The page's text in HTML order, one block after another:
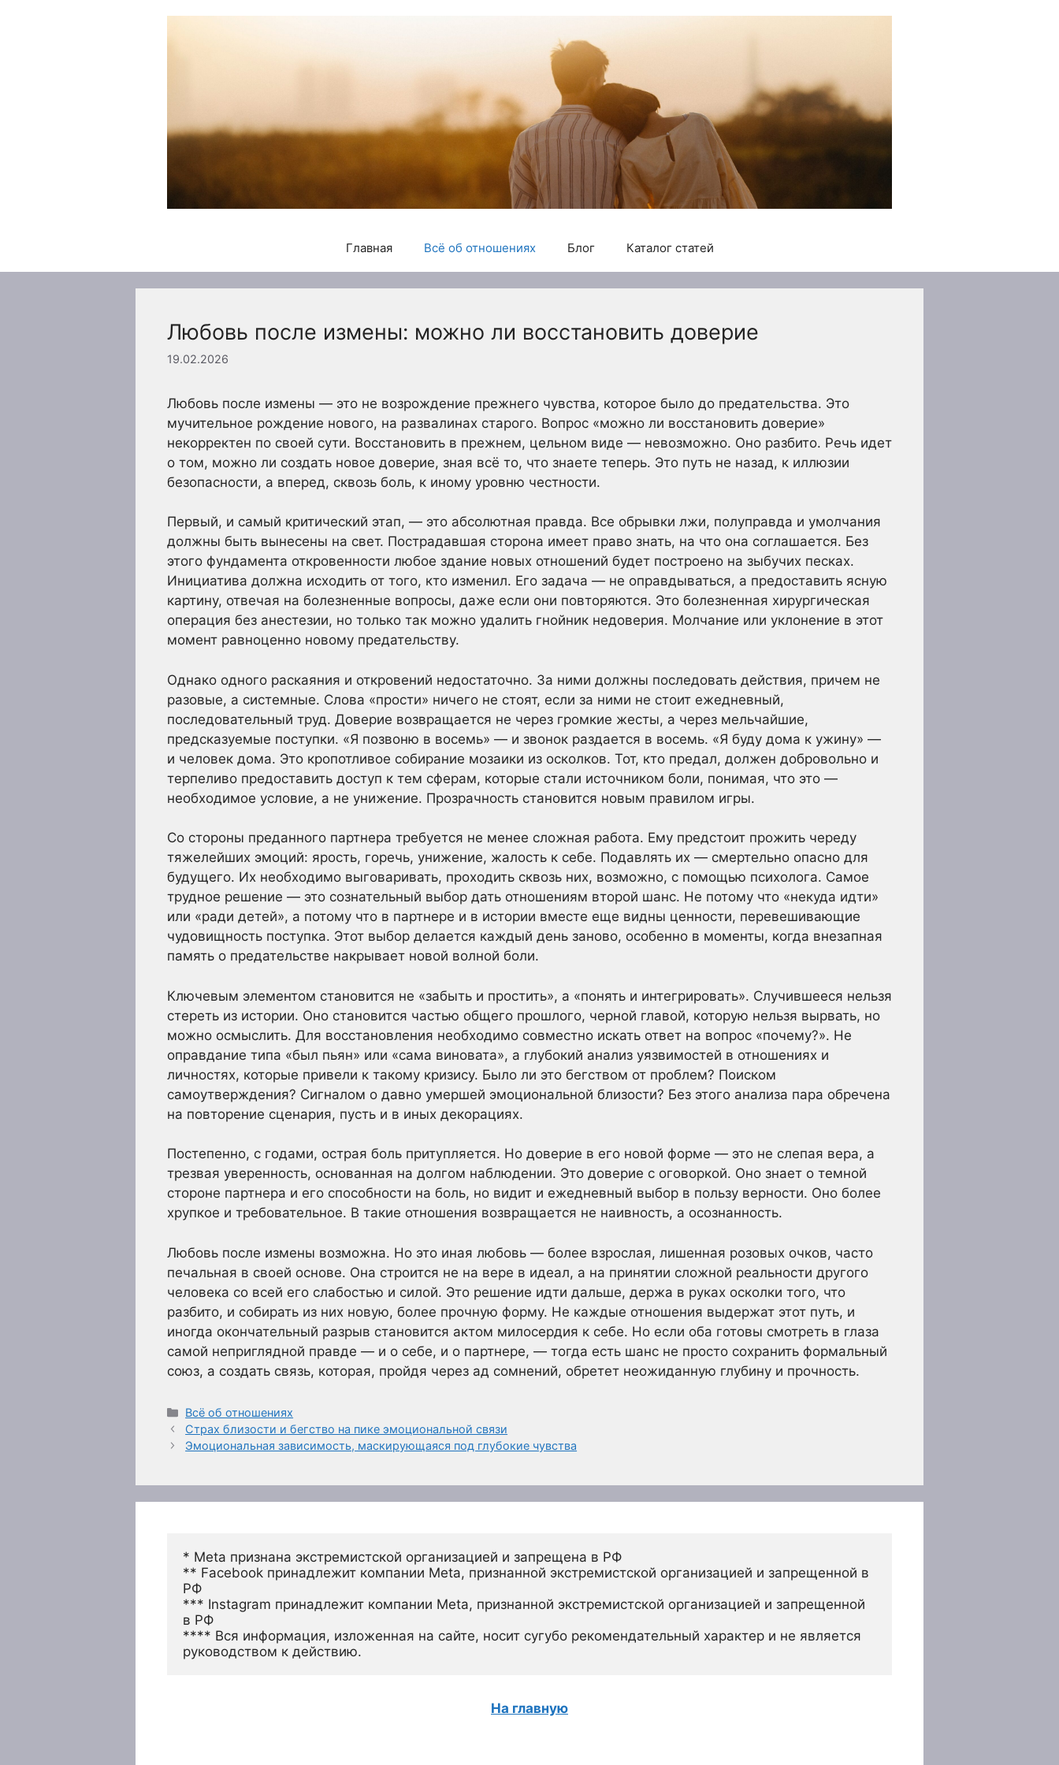
Главная Всё об отношениях Блог Каталог статей
Любовь после измены: можно ли восстановить доверие
19.02.2026
Любовь после измены — это не возрождение прежнего чувства, которое было до предательства. Это
мучительное рождение нового, на развалинах старого. Вопрос «можно ли восстановить доверие»
некорректен по своей сути. Восстановить в прежнем, цельном виде — невозможно. Оно разбито. Речь идет
о том, можно ли создать новое доверие, зная всё то, что знаете теперь. Это путь не назад, к иллюзии
безопасности, а вперед, сквозь боль, к иному уровню честности.
Первый, и самый критический этап, — это абсолютная правда. Все обрывки лжи, полуправда и умолчания
должны быть вынесены на свет. Пострадавшая сторона имеет право знать, на что она соглашается. Без
этого фундамента откровенности любое здание новых отношений будет построено на зыбучих песках.
Инициатива должна исходить от того, кто изменил. Его задача — не оправдываться, а предоставить ясную
картину, отвечая на болезненные вопросы, даже если они повторяются. Это болезненная хирургическая
операция без анестезии, но только так можно удалить гнойник недоверия. Молчание или уклонение в этот
момент равноценно новому предательству.
Однако одного раскаяния и откровений недостаточно. За ними должны последовать действия, причем не
разовые, а системные. Слова «прости» ничего не стоят, если за ними не стоит ежедневный,
последовательный труд. Доверие возвращается не через громкие жесты, а через мельчайшие,
предсказуемые поступки. «Я позвоню в восемь» — и звонок раздается в восемь. «Я буду дома к ужину» —
и человек дома. Это кропотливое собирание мозаики из осколков. Тот, кто предал, должен добровольно и
терпеливо предоставить доступ к тем сферам, которые стали источником боли, понимая, что это —
необходимое условие, а не унижение. Прозрачность становится новым правилом игры.
Со стороны преданного партнера требуется не менее сложная работа. Ему предстоит прожить череду
тяжелейших эмоций: ярость, горечь, унижение, жалость к себе. Подавлять их — смертельно опасно для
будущего. Их необходимо выговаривать, проходить сквозь них, возможно, с помощью психолога. Самое
трудное решение — это сознательный выбор дать отношениям второй шанс. Не потому что «некуда идти»
или «ради детей», а потому что в партнере и в истории вместе еще видны ценности, перевешивающие
чудовищность поступка. Этот выбор делается каждый день заново, особенно в моменты, когда внезапная
память о предательстве накрывает новой волной боли.
Ключевым элементом становится не «забыть и простить», а «понять и интегрировать». Случившееся нельзя
стереть из истории. Оно становится частью общего прошлого, черной главой, которую нельзя вырвать, но
можно осмыслить. Для восстановления необходимо совместно искать ответ на вопрос «почему?». Не
оправдание типа «был пьян» или «сама виновата», а глубокий анализ уязвимостей в отношениях и
личностях, которые привели к такому кризису. Было ли это бегством от проблем? Поиском
самоутверждения? Сигналом о давно умершей эмоциональной близости? Без этого анализа пара обречена
на повторение сценария, пусть и в иных декорациях.
Постепенно, с годами, острая боль притупляется. Но доверие в его новой форме — это не слепая вера, а
трезвая уверенность, основанная на долгом наблюдении. Это доверие с оговоркой. Оно знает о темной
стороне партнера и его способности на боль, но видит и ежедневный выбор в пользу верности. Оно более
хрупкое и требовательное. В такие отношения возвращается не наивность, а осознанность.
Любовь после измены возможна. Но это иная любовь — более взрослая, лишенная розовых очков, часто
печальная в своей основе. Она строится не на вере в идеал, а на принятии сложной реальности другого
человека со всей его слабостью и силой. Это решение идти дальше, держа в руках осколки того, что
разбито, и собирать из них новую, более прочную форму. Не каждые отношения выдержат этот путь, и
иногда окончательный разрыв становится актом милосердия к себе. Но если оба готовы смотреть в глаза
самой неприглядной правде — и о себе, и о партнере, — тогда есть шанс не просто сохранить формальный
союз, а создать связь, которая, пройдя через ад сомнений, обретет неожиданную глубину и прочность.
Рубрики
Всё об отношениях
Страх близости и бегство на пике эмоциональной связи
Эмоциональная зависимость, маскирующаяся под глубокие чувства
* Meta признана экстремистской организацией и запрещена в РФ
** Facebook принадлежит компании Meta, признанной экстремистской организацией и запрещенной в
РФ
*** Instagram принадлежит компании Meta, признанной экстремистской организацией и запрещенной
в РФ
**** Вся информация, изложенная на сайте, носит сугубо рекомендательный характер и не является
руководством к действию.
На главную